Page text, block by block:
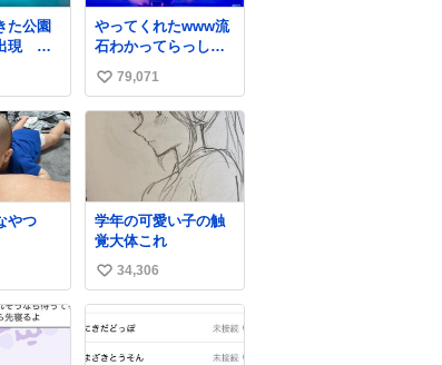
た公園
現 昼
演出、
来場
he
やってくれたwww流
石わかってらっしゃ
る🤣🤣🤣 #Mステ #西
川貴教
い
い
79,071
やつ
学年の可愛い子の触
覚大体これ
い
い
ね
数
34,306